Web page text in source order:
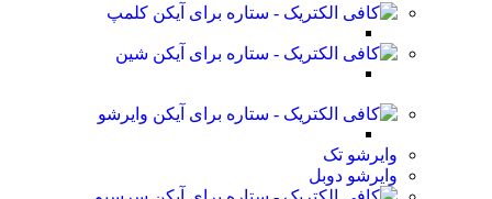
کلمپ
شین
وایرشو
وایرشو تک
وایرشو دوبل